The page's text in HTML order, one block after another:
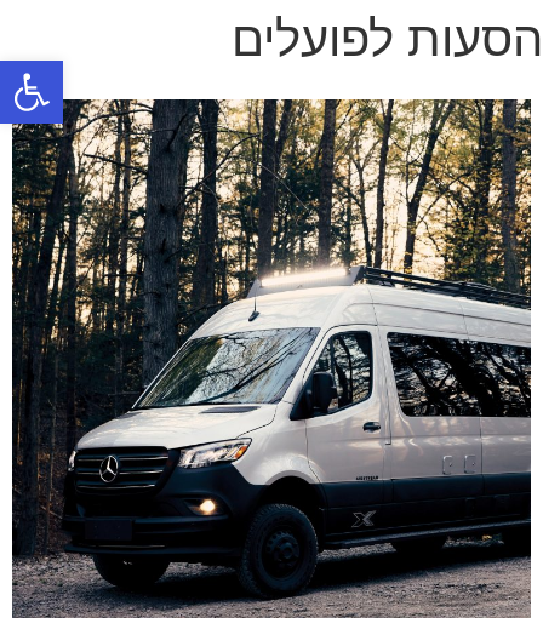
הסעות לפועלים